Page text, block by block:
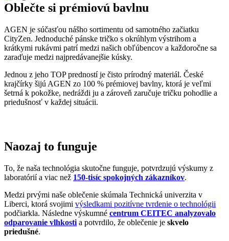
Oblečte si prémiovú bavlnu
AGEN je súčasťou nášho sortimentu od samotného začiatku
CityZen. Jednoduché pánske tričko s okrúhlym výstrihom a
krátkymi rukávmi patrí medzi našich obľúbencov a každoročne sa
zaraďuje medzi najpredávanejšie kúsky.
Jednou z jeho TOP predností je čisto prírodný materiál. České
krajčírky šijú AGEN zo 100 % prémiovej bavlny, ktorá je veľmi
šetrná k pokožke, nedráždi ju a zároveň zaručuje tričku pohodlie a
priedušnosť v každej situácii.
Naozaj to funguje
To, že naša technológia skutočne funguje, potvrdzujú výskumy z
laboratórií a viac než 150-tisíc spokojných zákazníkov.
Medzi prvými naše oblečenie skúmala Technická univerzita v
Liberci, ktorá svojimi výsledkami pozitívne tvrdenie o technológii
podčiarkla. Následne výskumné centrum CEITEC analyzovalo
odparovanie vlhkosti a potvrdilo, že oblečenie je skvelo
priedušné.